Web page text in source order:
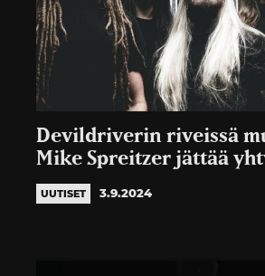
Devildriverin riveissä
Mike Spreitzer jättää
UUTISET 3.9.2024